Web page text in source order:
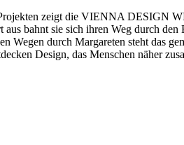
zeigt die VIENNA DESIGN
bahnt sie sich ihren Weg durch
durch Margareten steht das
Design, das Menschen näher